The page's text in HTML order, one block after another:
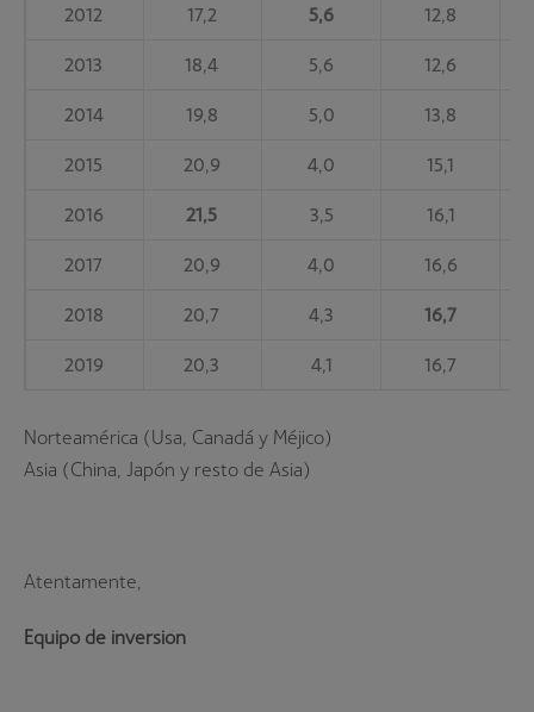
2012 17,2 5,6 12,8
2013 18,4 5,6 12,6
2014 19,8 5,0 13,8
2015 20,9 4,0 15,1
2016 21,5 3,5 16,1
2017 20,9 4,0 16,6
2018 20,7 4,3 16,7
2019 20,3 4,1 16,7
Norteamérica (Usa, Canadá y Méjico)
Asia (China, Japón y resto de Asia)
Atentamente,
Equipo de inversión